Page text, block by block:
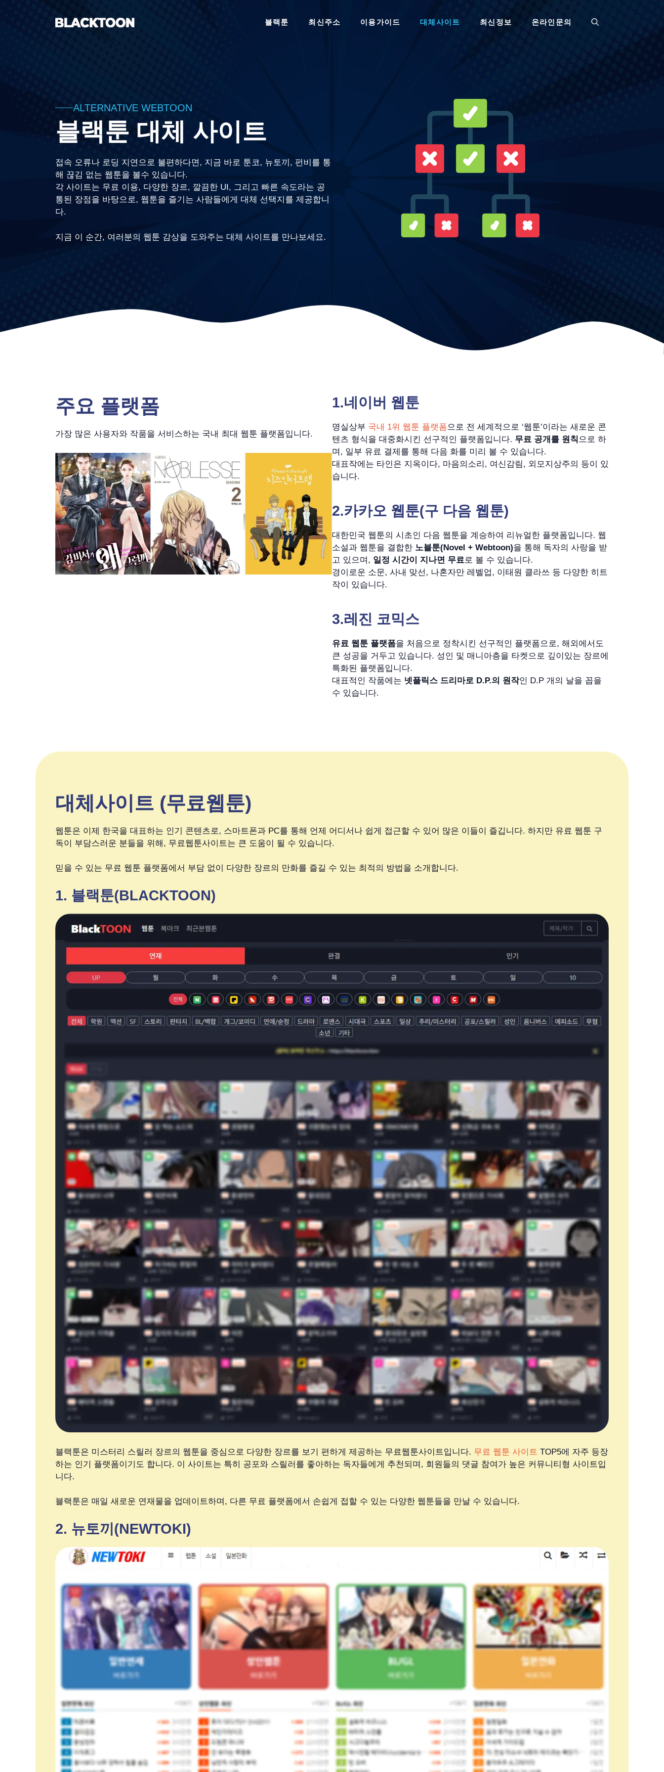
블랙툰 최신주소 이용가이드 대체사이트 최신정보 온라인문의
ALTERNATIVE WEBTOON
블랙툰 대체 사이트
접속 오류나 로딩 지연으로 불편하다면, 지금 바로 툰코, 뉴토끼, 펀비를 통
해 끊김 없는 웹툰을 볼수 있습니다.
각 사이트는 무료 이용, 다양한 장르, 깔끔한 UI, 그리고 빠른 속도라는 공
통된 장점을 바탕으로, 웹툰을 즐기는 사람들에게 대체 선택지를 제공합니
다.
지금 이 순간, 여러분의 웹툰 감상을 도와주는 대체 사이트를 만나보세요.
주요 플랫폼
가장 많은 사용자와 작품을 서비스하는 국내 최대 웹툰 플랫폼입니다.
1.네이버 웹툰
명실상부 국내 1위 웹툰 플랫폼으로 전 세계적으로 ‘웹툰’이라는 새로운 콘
텐츠 형식을 대중화시킨 선구적인 플랫폼입니다. 무료 공개를 원칙으로 하
며, 일부 유료 결제를 통해 다음 화를 미리 볼 수 있습니다.
대표작에는 타인은 지옥이다, 마음의소리, 여신감림, 외모지상주의 등이 있
습니다.
2.카카오 웹툰(구 다음 웹툰)
대한민국 웹툰의 시초인 다음 웹툰을 계승하여 리뉴얼한 플랫폼입니다. 웹
소설과 웹툰을 결합한 노블툰(Novel + Webtoon)을 통해 독자의 사랑을 받
고 있으며, 일정 시간이 지나면 무료로 볼 수 있습니다.
경이로운 소문, 사내 맞선, 나혼자만 레벨업, 이태원 클라쓰 등 다양한 히트
작이 있습니다.
3.레진 코믹스
유료 웹툰 플랫폼을 처음으로 정착시킨 선구적인 플랫폼으로, 해외에서도
큰 성공을 거두고 있습니다. 성인 및 매니아층을 타켓으로 깊이있는 장르에
특화된 플랫폼입니다.
대표적인 작품에는 넷플릭스 드리마로 D.P.의 원작인 D.P 개의 날을 꼽을
수 있습니다.
대체사이트 (무료웹툰)
웹툰은 이제 한국을 대표하는 인기 콘텐츠로, 스마트폰과 PC를 통해 언제 어디서나 쉽게 접근할 수 있어 많은 이들이 즐깁니다. 하지만 유료 웹툰 구
독이 부담스러운 분들을 위해, 무료웹툰사이트는 큰 도움이 될 수 있습니다.
믿을 수 있는 무료 웹툰 플랫폼에서 부담 없이 다양한 장르의 만화를 즐길 수 있는 최적의 방법을 소개합니다.
1. 블랙툰(BLACKTOON)
블랙툰은 미스터리 스릴러 장르의 웹툰을 중심으로 다양한 장르를 보기 편하게 제공하는 무료웹툰사이트입니다. 무료 웹툰 사이트 TOP5에 자주 등장
하는 인기 플랫폼이기도 합니다. 이 사이트는 특히 공포와 스릴러를 좋아하는 독자들에게 추천되며, 회원들의 댓글 참여가 높은 커뮤니티형 사이트입
니다.
블랙툰은 매일 새로운 연재물을 업데이트하며, 다른 무료 플랫폼에서 손쉽게 접할 수 있는 다양한 웹툰들을 만날 수 있습니다.
2. 뉴토끼(NEWTOKI)